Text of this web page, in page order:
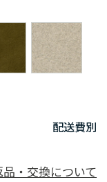
配送費別
・交換について